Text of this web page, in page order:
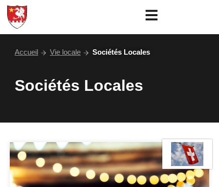
Aller
au
contenu
Accueil Vie locale Sociétés Locales
Sociétés Locales